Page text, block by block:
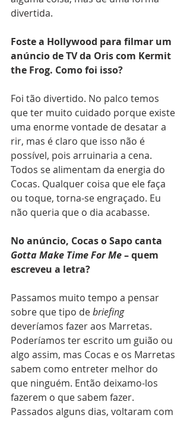
divertida.
Foste a Hollywood para filmar um
anúncio de TV da Oris com Kermit
the Frog. Como foi isso?
Foi tão divertido. No palco temos
que ter muito cuidado porque existe
uma enorme vontade de desatar a
rir, mas é claro que isso não é
possível, pois arruinaria a cena.
Todos se alimentam da energia do
Cocas. Qualquer coisa que ele faça
ou toque, torna-se engraçado. Eu
não queria que o dia acabasse.
No anúncio, Cocas o Sapo canta
Gotta Make Time For Me – quem
escreveu a letra?
Passamos muito tempo a pensar
sobre que tipo de briefing
deveríamos fazer aos Marretas.
Poderíamos ter escrito um guião ou
algo assim, mas Cocas e os Marretas
sabem como entreter melhor do
que ninguém. Então deixamo-los
fazerem o que sabem fazer.
Passados alguns dias, voltaram com